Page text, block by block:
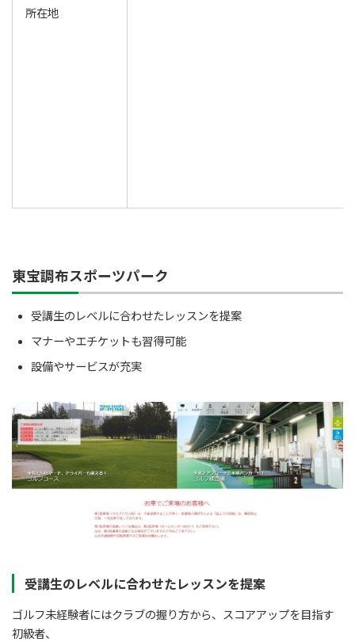
所在地
東宝調布スポーツパーク
受講生のレベルに合わせたレッスンを提案
マナーやエチケットも習得可能
設備やサービスが充実
受講生のレベルに合わせたレッスンを提案
ゴルフ未経験者にはクラブの握り方から、スコアアップを目指す
初級者、